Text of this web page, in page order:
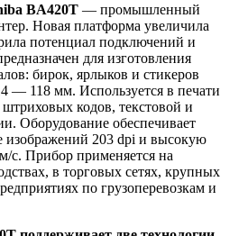
BA420T — промышленный
Новая платформа увеличила
потенциал подключений и
для изготовления
бирок, ярлыков и стикеров
— 118 мм. Используется в печати
кодов, текстовой и
Оборудование обеспечивает
изображений 203 dpi и высокую
с. Прибор применяется на
в торговых сетях, крупных
по грузоперевозкам и